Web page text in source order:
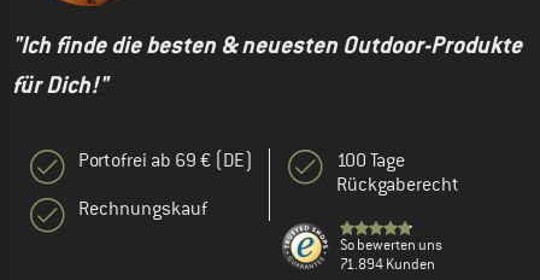
"Ich finde die besten & neuesten Outdoor-Produkte
für Dich!"
Portofrei ab 69 € (DE)
Rechnungskauf
100 Tage
Rückgaberecht
So bewerten uns
71.894 Kunden